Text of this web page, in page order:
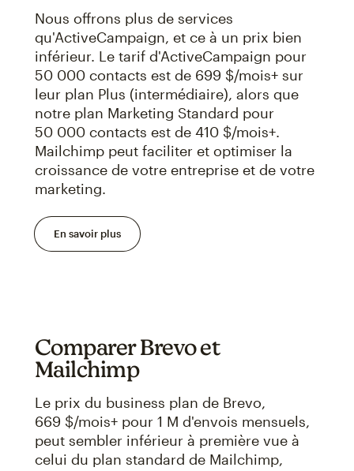
Nous offrons plus de services
qu'ActiveCampaign, et ce à un prix bien
inférieur. Le tarif d'ActiveCampaign pour
50 000 contacts est de 699 $/mois+ sur
leur plan Plus (intermédiaire), alors que
notre plan Marketing Standard pour
50 000 contacts est de 410 $/mois+.
Mailchimp peut faciliter et optimiser la
croissance de votre entreprise et de votre
marketing.
En savoir plus
Comparer Brevo et
Mailchimp
Le prix du business plan de Brevo,
669 $/mois+ pour 1 M d'envois mensuels,
peut sembler inférieur à première vue à
celui du plan standard de Mailchimp,